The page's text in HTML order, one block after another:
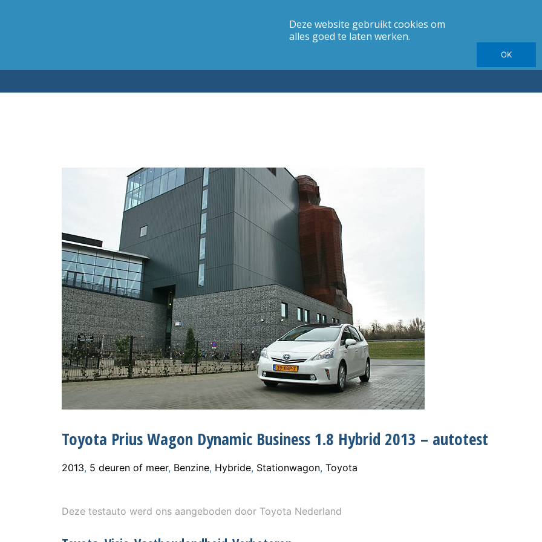
Carrosserie Jaargang Elektrische autotesten
Autotesten
Toyota Prius Wagon Dynamic Business 1.8 Hybrid 2013 – autotest
2013, 5 deuren of meer, Benzine, Hybride, Stationwagon, Toyota
Deze testauto werd ons aangeboden door Toyota Nederland
Deze website gebruikt cookies om
alles goed te laten werken.
OK